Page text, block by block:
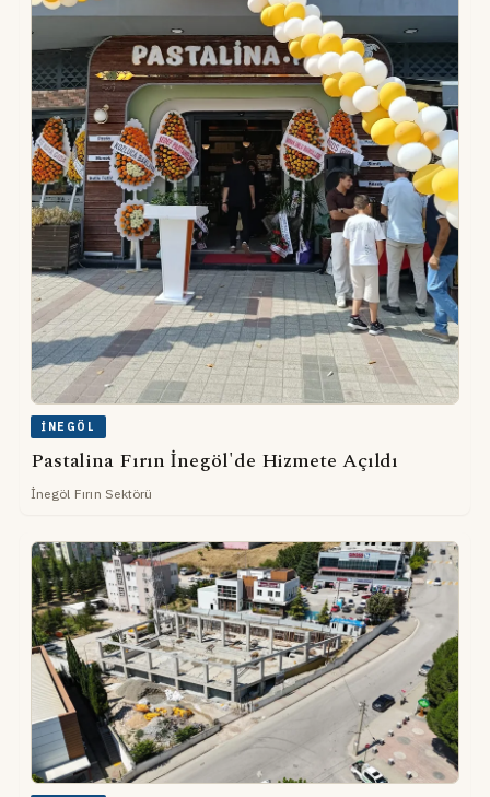
İNEGÖL
Pastalina Fırın İnegöl'de Hizmete Açıldı
İnegöl Fırın Sektörü